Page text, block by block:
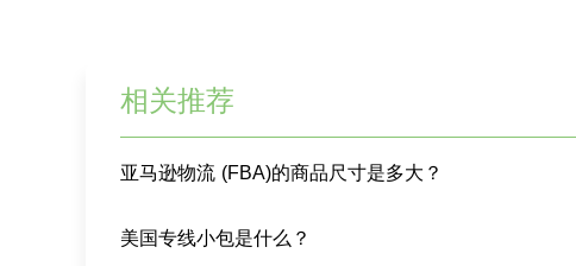
相关推荐
亚马逊物流 (FBA)的商品尺寸是多大？
美国专线小包是什么？